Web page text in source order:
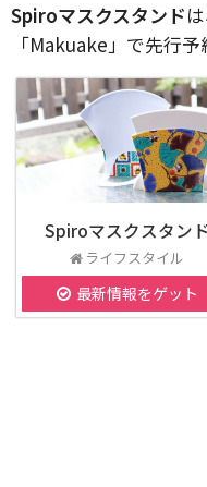
Spiroマスクスタンド
「Makuake」で先行
Spiroマスクスタンド
ライフスタイル
最新情報をゲット